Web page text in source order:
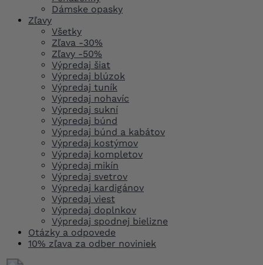
Dámske opasky
Zľavy
Všetky
Zľava -30%
Zľavy -50%
Výpredaj šiat
Výpredaj blúzok
Výpredaj tuník
Výpredaj nohavíc
Výpredaj sukní
Výpredaj búnd
Výpredaj búnd a kabátov
Výpredaj kostýmov
Výpredaj kompletov
Výpredaj mikín
Výpredaj svetrov
Výpredaj kardigánov
Výpredaj viest
Výpredaj doplnkov
Výpredaj spodnej bielizne
Otázky a odpovede
10% zľava za odber noviniek